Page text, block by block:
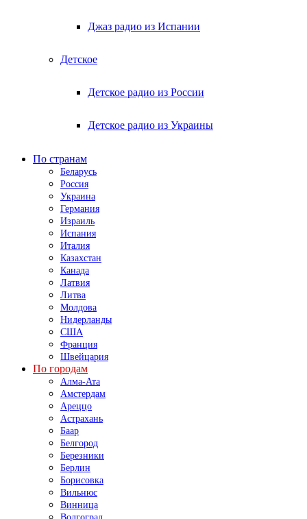
Джаз радио из Испании
Детское
Детское радио из России
Детское радио из Украины
По странам
Беларусь
Россия
Украина
Германия
Израиль
Испания
Италия
Казахстан
Канада
Латвия
Литва
Молдова
Нидерланды
США
Франция
Швейцария
По городам
Алма-Ата
Амстердам
Ареццо
Астрахань
Баар
Белгород
Березники
Берлин
Борисовка
Вильнюс
Винница